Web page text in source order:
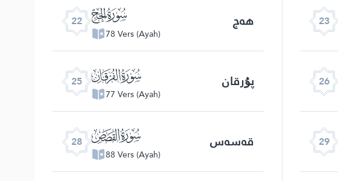
22 ﮢ
78 Vers (Ayah)
ھەج 23
25 ﮥ
77 Vers (Ayah)
پۇرقان 26
28 ﮨ
88 Vers (Ayah)
قەسەس 29